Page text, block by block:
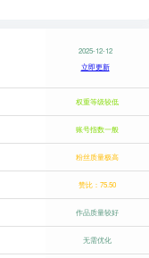
2025-12-12
立即更新
权重等级较低
账号指数一般
粉丝质量极高
赞比：75.50
作品质量较好
无需优化